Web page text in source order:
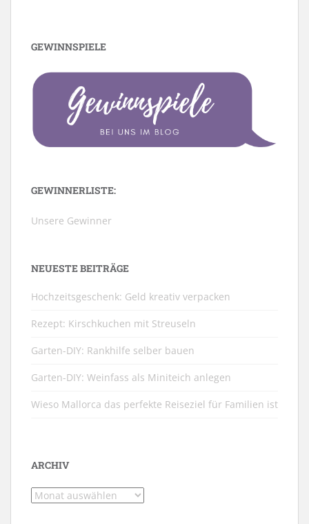
GEWINNSPIELE
GEWINNERLISTE:
Unsere Gewinner
NEUESTE BEITRÄGE
Hochzeitsgeschenk: Geld kreativ verpacken
Rezept: Kirschkuchen mit Streuseln
Garten-DIY: Rankhilfe selber bauen
Garten-DIY: Weinfass als Miniteich anlegen
Wieso Mallorca das perfekte Reiseziel für Familien ist
ARCHIV
Archiv